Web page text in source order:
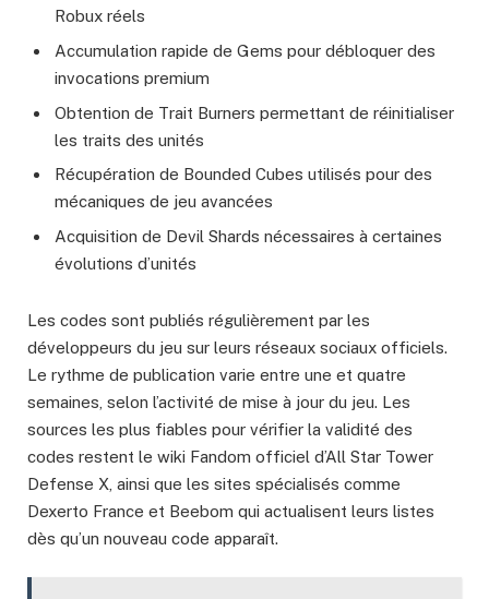
Robux réels
Accumulation rapide de Gems pour débloquer des
invocations premium
Obtention de Trait Burners permettant de réinitialiser
les traits des unités
Récupération de Bounded Cubes utilisés pour des
mécaniques de jeu avancées
Acquisition de Devil Shards nécessaires à certaines
évolutions d’unités
Les codes sont publiés régulièrement par les
développeurs du jeu sur leurs réseaux sociaux officiels.
Le rythme de publication varie entre une et quatre
semaines, selon l’activité de mise à jour du jeu. Les
sources les plus fiables pour vérifier la validité des
codes restent le wiki Fandom officiel d’All Star Tower
Defense X, ainsi que les sites spécialisés comme
Dexerto France et Beebom qui actualisent leurs listes
dès qu’un nouveau code apparaît.